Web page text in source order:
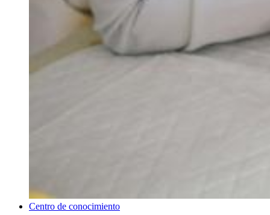
Centro de conocimiento